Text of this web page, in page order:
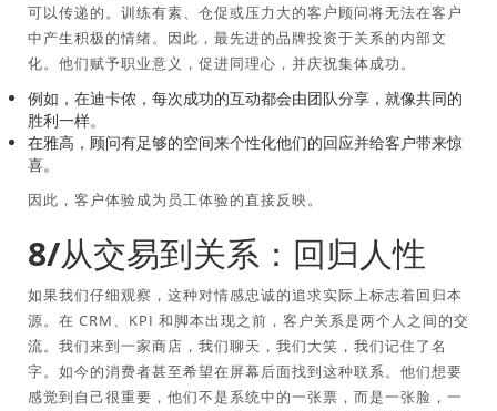
可以传递的。训练有素、仓促或压力大的客户顾问将无法在客户
中产生积极的情绪。因此，最先进的品牌投资于关系的内部文
化。他们赋予职业意义，促进同理心，并庆祝集体成功。
例如，在迪卡侬，每次成功的互动都会由团队分享，就像共同的
胜利一样。
在雅高，顾问有足够的空间来个性化他们的回应并给客户带来惊
喜。
因此，客户体验成为员工体验的直接反映。
8/从交易到关系：回归人性
如果我们仔细观察，这种对情感忠诚的追求实际上标志着回归本
源。在 CRM、KPI 和脚本出现之前，客户关系是两个人之间的交
流。我们来到一家商店，我们聊天，我们大笑，我们记住了名
字。如今的消费者甚至希望在屏幕后面找到这种联系。他们想要
感觉到自己很重要，他们不是系统中的一张票，而是一张脸，一